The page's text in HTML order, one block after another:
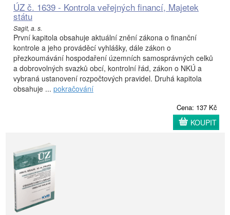
ÚZ č. 1639 - Kontrola veřejných financí, Majetek
státu
Sagit, a. s.
První kapitola obsahuje aktuální znění zákona o finanční
kontrole a jeho prováděcí vyhlášky, dále zákon o
přezkoumávání hospodaření územních samosprávných celků
a dobrovolných svazků obcí, kontrolní řád, zákon o NKÚ a
vybraná ustanovení rozpočtových pravidel. Druhá kapitola
obsahuje ... pokračování
Cena: 137 Kč
KOUPIT